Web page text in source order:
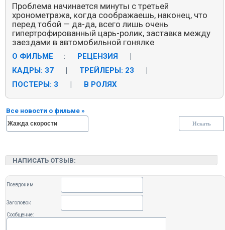
Проблема начинается минуты с третьей
хронометража, когда соображаешь, наконец, что
перед тобой — да-да, всего лишь очень
гипертрофированный царь-ролик, заставка между
заездами в автомобильной гонялке
О ФИЛЬМЕ : РЕЦЕНЗИЯ
|
КАДРЫ: 37
| ТРЕЙЛЕРЫ: 23
|
ПОСТЕРЫ: 3
| В РОЛЯХ
Все новости о фильме »
НАПИСАТЬ ОТЗЫВ:
Псевдоним
Заголовок
Сообщение: